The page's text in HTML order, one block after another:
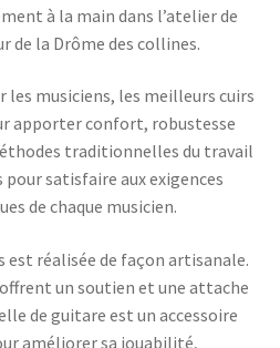
à la main dans l’atelier de
de la Drôme des collines.
les musiciens, les meilleurs cuirs
apporter confort, robustesse
traditionnelles du travail
satisfaire aux exigences
de chaque musicien.
réalisée de façon artisanale.
un soutien et une attache
de guitare est un accessoire
améliorer sa jouabilité,